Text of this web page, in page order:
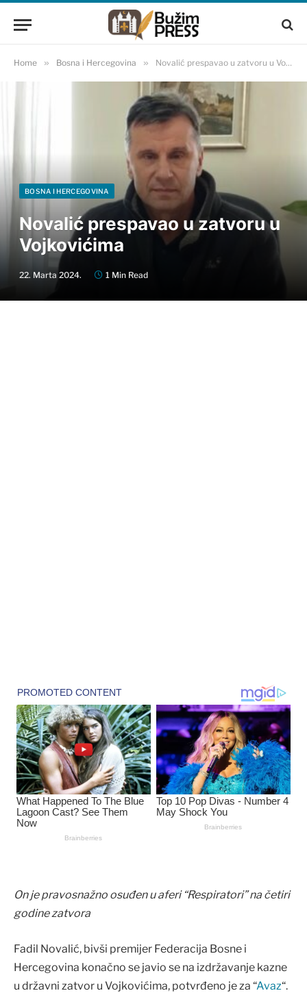
Home » Bosna i Hercegovina » Novalić prespavao u zatvoru u Vojkovićima
BOSNA I HERCEGOVINA
Novalić prespavao u zatvoru u
Vojkovićima
22. Marta 2024. 1 Min Read
On je pravosnažno osuđen u aferi “Respiratori” na četiri
godine zatvora
Fadil Novalić, bivši premijer Federacija Bosne i
Hercegovina konačno se javio se na izdržavanje kazne
u državni zatvor u Vojkovićima, potvrđeno je za “Avaz“.